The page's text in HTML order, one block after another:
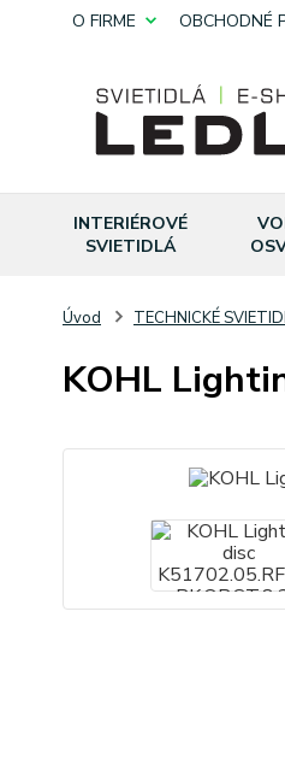
O FIRME OBCHODNÉ
INTERIÉROVÉ
SVIETIDLÁ
Úvod TECHNICKÉ
KOHL